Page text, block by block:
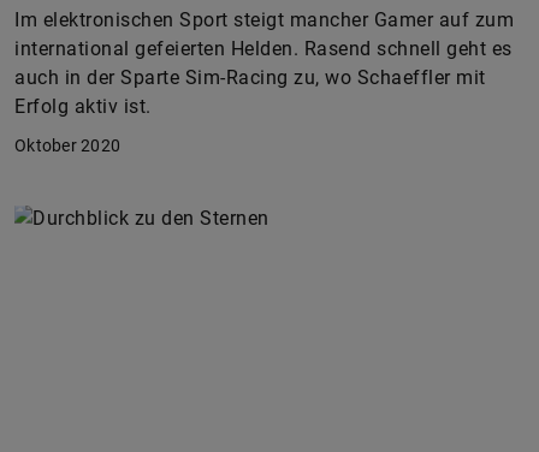
Im elektronischen Sport steigt mancher Gamer auf zum
international gefeierten Helden. Rasend schnell geht es
auch in der Sparte Sim-Racing zu, wo Schaeffler mit
Erfolg aktiv ist.
Oktober 2020